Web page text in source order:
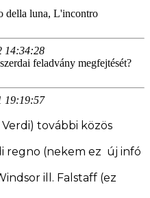
della luna, L'incontro
14:34:28
feladvány megfejtését?
19:19:57
további közös
regno (nekem ez új infó
ill. Falstaff (ez